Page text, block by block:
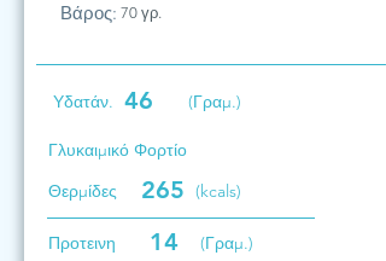
Βάρος: 70 γρ.
Υδατάν. 46 (Γραμ.)
Γλυκαιμικό Φορτίο
Θερμίδες
265 (kcals)
Προτεινη 14
(Γραμ.)